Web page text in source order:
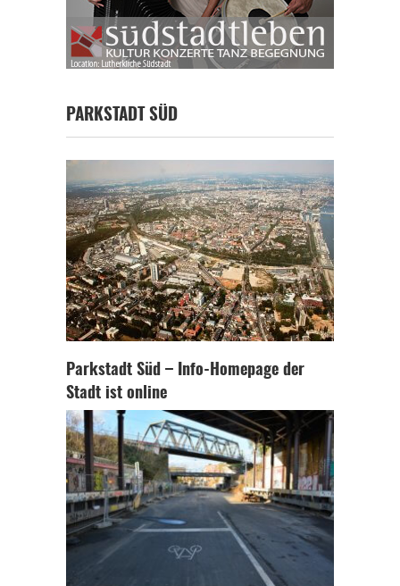
PARKSTADT SÜD
Parkstadt Süd – Info-Homepage der
Stadt ist online